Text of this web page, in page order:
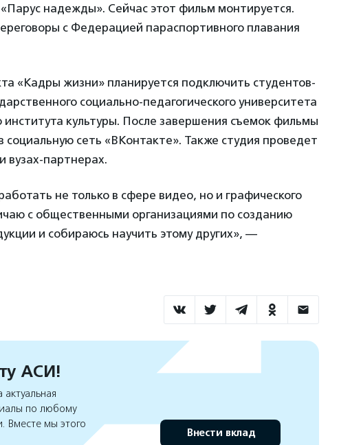
надежды». Сейчас этот фильм монтируется.
с Федерацией параспортивного плавания
«Кадры жизни» планируется подключить студентов-
социально-педагогического университета
института культуры. После завершения съемок фильмы
сеть «ВКонтакте». Также студия проведет
вузах-партнерах.
не только в сфере видео, но и графического
с общественными организациями по созданию
и собираюсь научить этому других», —
АСИ!
по любому
Вместе мы этого
Внести вклад